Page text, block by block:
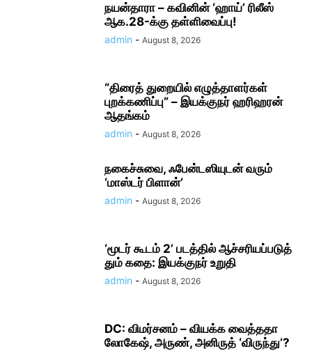
நயன்தாரா – கவினின் ‘ஹாய்’ ரிலீஸ்
ஆக.28-க்கு தள்ளிவைப்பு!
admin - August 8, 2026
“திரைத் துறையில் எழுத்தாளர்கள்
புறக்கணிப்பு” – இயக்குநர் ஹரிஹரன்
ஆதங்கம்
admin - August 8, 2026
நகைச்​சுவை, ஃபேன்டஸியுடன் வரும்
‘மாஸ்டர் பிளான்’
admin - August 8, 2026
‘மூடர் கூடம் 2’ படத்தில் ஆச்சரியப்படுத்​
தும் கதை: இயக்குநர் உறுதி
admin - August 8, 2026
DC: விமர்சனம் – வியக்க வைத்ததா
லோகேஷ், அருண், அனிருத் ‘விருந்து’?